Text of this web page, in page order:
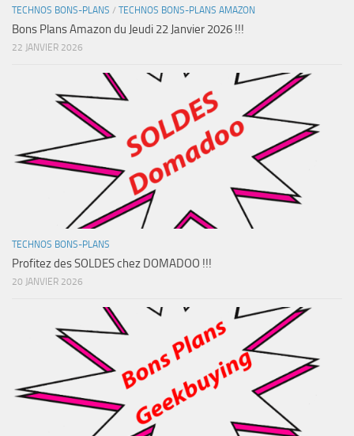
TECHNOS BONS-PLANS / TECHNOS BONS-PLANS AMAZON
Bons Plans Amazon du Jeudi 22 Janvier 2026 !!!
22 JANVIER 2026
TECHNOS BONS-PLANS
Profitez des SOLDES chez DOMADOO !!!
20 JANVIER 2026